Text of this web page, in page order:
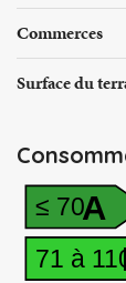
Commerces
Surface du
A
≤ 70
71 à